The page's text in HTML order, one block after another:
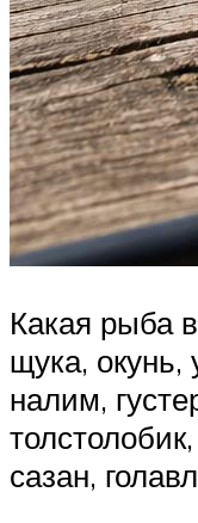
Какая рыба
щука, окунь,
налим,
сазан,